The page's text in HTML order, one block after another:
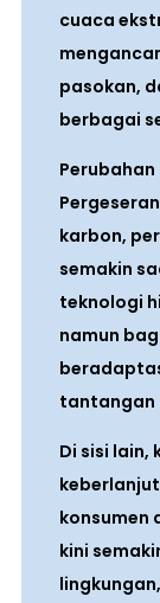
cuaca
pasokan,
berbagai
karbon,
semakin
teknologi
namun
tantangan
Di sisi
konsumen
kini